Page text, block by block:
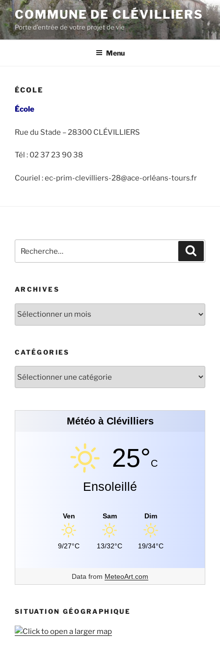
COMMUNE DE CLÉVILLIERS
Porte d'entrée de votre projet de vie
Menu
ÉCOLE
École
Rue du Stade – 28300 CLÉVILLIERS
Tél : 02 37 23 90 38
Couriel : ec-prim-clevilliers-28@ace-orléans-tours.fr
ARCHIVES
CATÉGORIES
Météo à Clévilliers
25°C
Ensoleillé
Ven
9/27°C
Sam
13/32°C
Dim
19/34°C
Data from MeteoArt.com
SITUATION GÉOGRAPHIQUE